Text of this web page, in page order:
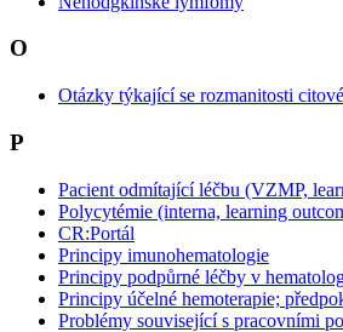
O
Otázky týkající se rozmanitosti
P
Pacient odmítající léčbu (VZMP,
Polycytémie (interna, learning
CR:Portál
Principy imunohematologie
Principy podpůrné léčby v
Principy účelné hemoterapie;
Problémy související s pracovními